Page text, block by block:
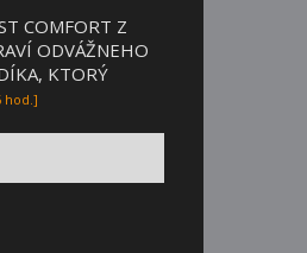
COMFORT Z
ODVÁŽNEHO
KTORÝ
hod.]